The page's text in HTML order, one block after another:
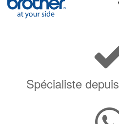
Spécialiste depuis